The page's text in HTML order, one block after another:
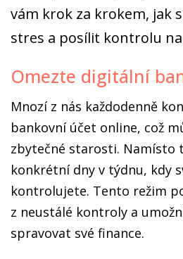
vám krok za krokem, jak
stres a posílit kontrolu
Omezte digitální
Mnozí z nás každodenně
bankovní účet online, což
zbytečné starosti. Namísto
konkrétní dny v týdnu, kdy
kontrolujete. Tento režim
z neustálé kontroly a
spravovat své finance.